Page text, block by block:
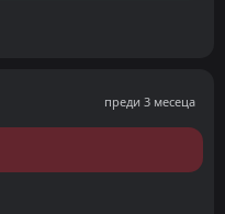
преди 3 месеца